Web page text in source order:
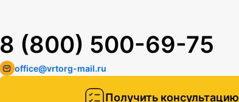
Получить консультацию
8 (800) 500-69-75
office@vrtorg-mail.ru